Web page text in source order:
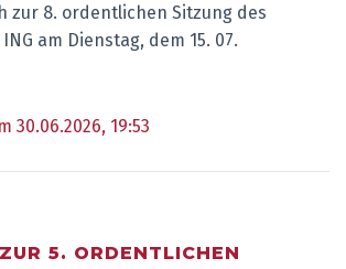
zur 8. ordentlichen Sitzung des
am Dienstag, dem 15. 07.
30.06.2026, 19:53
5. ORDENTLICHEN